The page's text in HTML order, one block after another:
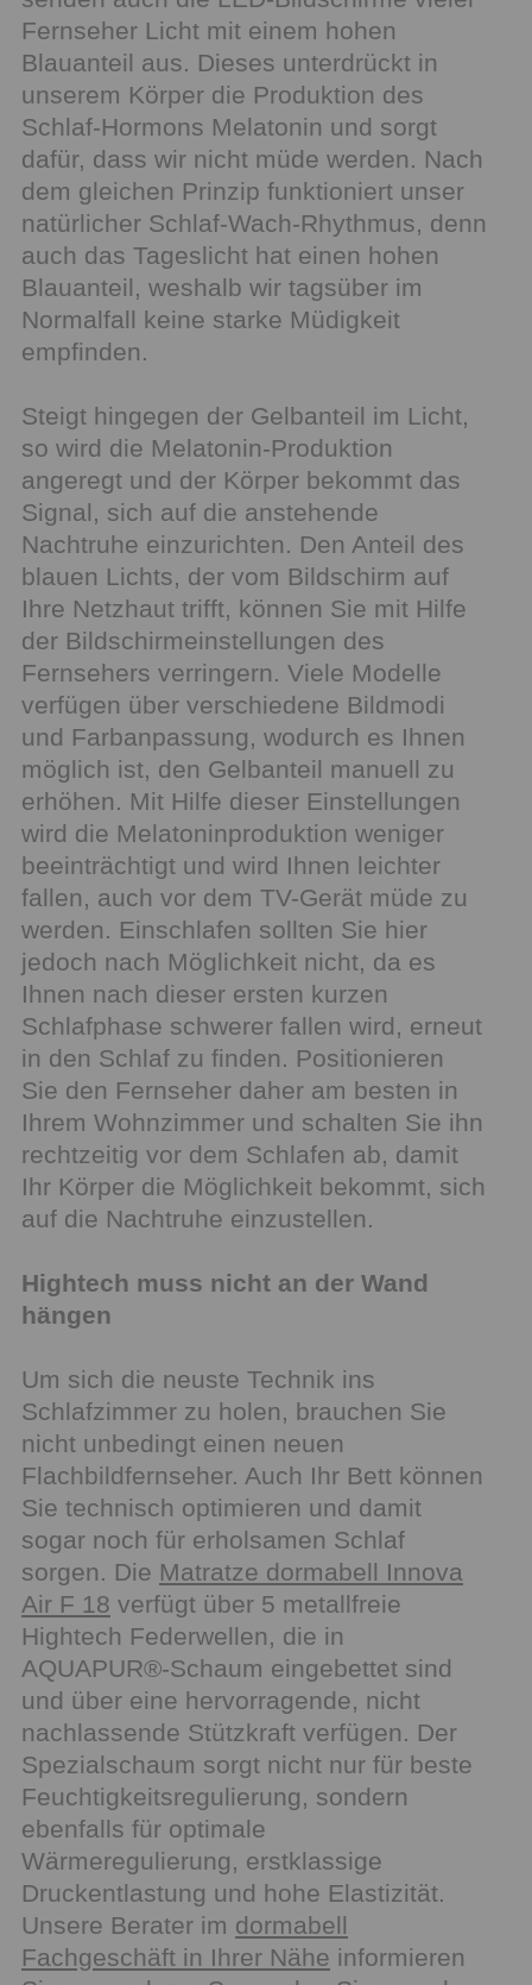
Fernseher Licht mit einem hohen
Blauanteil aus. Dieses unterdrückt in
unserem Körper die Produktion des
Schlaf-Hormons Melatonin und sorgt
dafür, dass wir nicht müde werden. Nach
dem gleichen Prinzip funktioniert unser
natürlicher Schlaf-Wach-Rhythmus, denn
auch das Tageslicht hat einen hohen
Blauanteil, weshalb wir tagsüber im
Normalfall keine starke Müdigkeit
empfinden.
Steigt hingegen der Gelbanteil im Licht,
so wird die Melatonin-Produktion
angeregt und der Körper bekommt das
Signal, sich auf die anstehende
Nachtruhe einzurichten. Den Anteil des
blauen Lichts, der vom Bildschirm auf
Ihre Netzhaut trifft, können Sie mit Hilfe
der Bildschirmeinstellungen des
Fernsehers verringern. Viele Modelle
verfügen über verschiedene Bildmodi
und Farbanpassung, wodurch es Ihnen
möglich ist, den Gelbanteil manuell zu
erhöhen. Mit Hilfe dieser Einstellungen
wird die Melatoninproduktion weniger
beeinträchtigt und wird Ihnen leichter
fallen, auch vor dem TV-Gerät müde zu
werden. Einschlafen sollten Sie hier
jedoch nach Möglichkeit nicht, da es
Ihnen nach dieser ersten kurzen
Schlafphase schwerer fallen wird, erneut
in den Schlaf zu finden. Positionieren
Sie den Fernseher daher am besten in
Ihrem Wohnzimmer und schalten Sie ihn
rechtzeitig vor dem Schlafen ab, damit
Ihr Körper die Möglichkeit bekommt, sich
auf die Nachtruhe einzustellen.
Hightech muss nicht an der Wand
hängen
Um sich die neuste Technik ins
Schlafzimmer zu holen, brauchen Sie
nicht unbedingt einen neuen
Flachbildfernseher. Auch Ihr Bett können
Sie technisch optimieren und damit
sogar noch für erholsamen Schlaf
sorgen. Die Matratze dormabell Innova
Air F 18 verfügt über 5 metallfreie
Hightech Federwellen, die in
AQUAPUR®-Schaum eingebettet sind
und über eine hervorragende, nicht
nachlassende Stützkraft verfügen. Der
Spezialschaum sorgt nicht nur für beste
Feuchtigkeitsregulierung, sondern
ebenfalls für optimale
Wärmeregulierung, erstklassige
Druckentlastung und hohe Elastizität.
Unsere Berater im dormabell
Fachgeschäft in Ihrer Nähe informieren